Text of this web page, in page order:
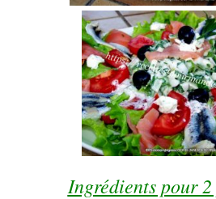
Ingrédients pour 2